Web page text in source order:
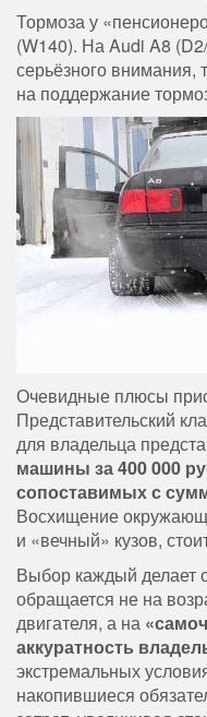
Тормоза у
(W140). На Audi A8
серьёзного внимания,
на поддержание
Очевидные плюсы
Представительский
для владельца
машины за 400 000
сопоставимых с
Восхищение
и «вечный» кузов,
Выбор каждый делает
обращается не на
двигателя, а на
аккуратность
экстремальных
накопившиеся